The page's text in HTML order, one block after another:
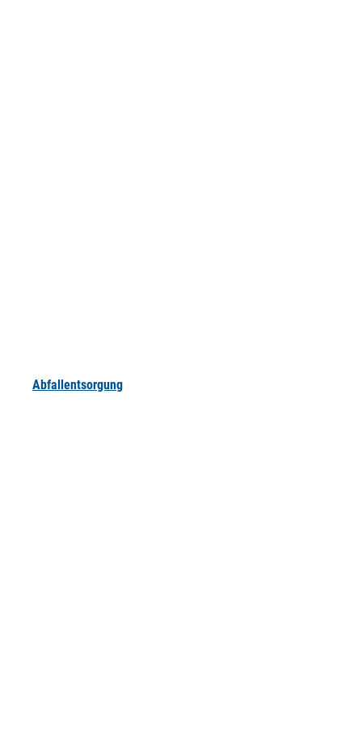
Abfallentsorgung